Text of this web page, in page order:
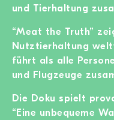
und Tierhaltung
“Meat the Truth”
Nutztierhaltung
führt als alle
und Flugzeuge
Die Doku spielt
“Eine unbequeme